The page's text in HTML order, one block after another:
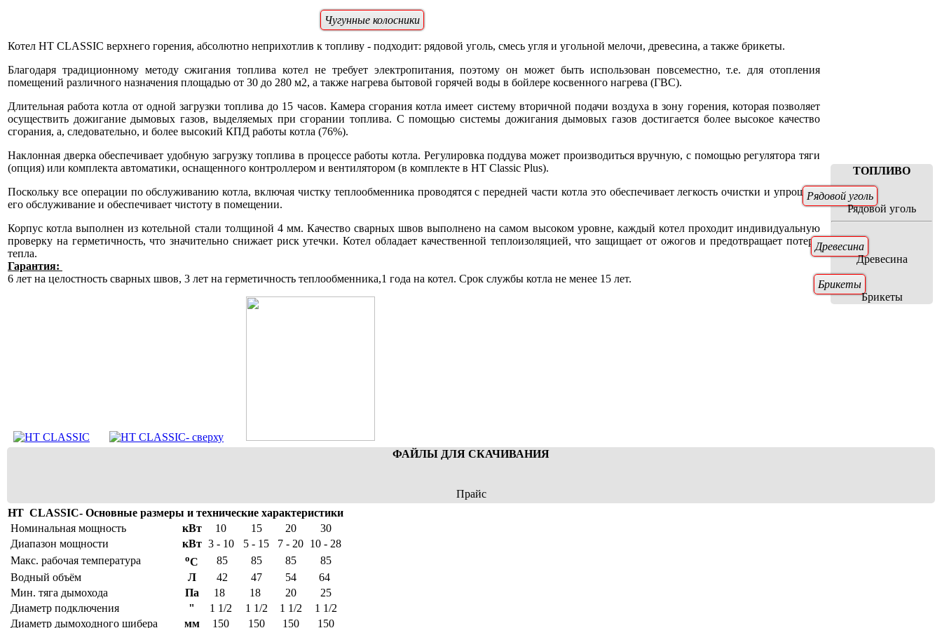
Чугунные колосники
Котел HT CLASSIC верхнего горения, абсолютно неприхотлив к топливу - подходит: рядовой уголь, смесь угля и угольной мелочи, древесина, а также брикеты.
Благодаря традиционному методу сжигания топлива котел не требует электропитания, поэтому он может быть использован повсеместно, т.е. для отопления
помещений различного назначения площадью от 30 до 280 м2, а также нагрева бытовой горячей воды в бойлере косвенного нагрева (ГВС).
Длительная работа котла от одной загрузки топлива до 15 часов. Камера сгорания котла имеет систему вторичной подачи воздуха в зону горения, которая позволяет
осуществить дожигание дымовых газов, выделяемых при сгорании топлива. С помощью системы дожигания дымовых газов достигается более высокое качество
сгорания, а, следовательно, и более высокий КПД работы котла (76%).
Наклонная дверка обеспечивает удобную загрузку топлива в процессе работы котла. Регулировка поддува может производиться вручную, с помощью регулятора тяги
(опция) или комплекта автоматики, оснащенного контроллером и вентилятором (в комплекте в HT Classic Plus).
Поскольку все операции по обслуживанию котла, включая чистку теплообменника проводятся с передней части котла это обеспечивает легкость очистки и упрощает
его обслуживание и обеспечивает чистоту в помещении.
Корпус котла выполнен из котельной стали толщиной 4 мм. Качество сварных швов выполнено на самом высоком уровне, каждый котел проходит индивидуальную
проверку на герметичность, что значительно снижает риск утечки. Котел обладает качественной теплоизоляцией, что защищает от ожогов и предотвращает потери
тепла.
Гарантия:
6 лет на целостность сварных швов, 3 лет на герметичность теплообменника,1 года на котел. Срок службы котла не менее 15 лет.
ТОПЛИВО
Рядовой уголь
Рядовой уголь
Древесина
Древесина
Брикеты
Брикеты
ФАЙЛЫ ДЛЯ СКАЧИВАНИЯ
Прайс
HT CLASSIC- Основные размеры и технические характеристики
Номинальная мощность
кВт 10 15 20
30
Диапазон мощности
кВт 3 - 10 5 - 15 7 - 20 10 - 28
Макс. рабочая температура
oC 85 85 85
85
Водный объём
Л 42 47 54
64
Мин. тяга дымохода
Пa 18 18 20
25
Диаметр подключения
" 1 1/2 1 1/2 1 1/2
1 1/2
Диаметр дымоходного шибера
мм 150 150 150 150